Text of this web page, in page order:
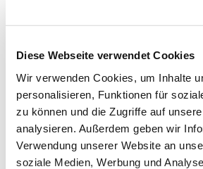
Diese Webseite verwendet Cookies
Wir verwenden Cookies, um Inhalte
personalisieren, Funktionen für
zu können und die Zugriffe auf
analysieren. Außerdem geben wir
Verwendung unserer Website an
soziale Medien, Werbung und
Weitere Infos / Links
Tourist-Information Wolfshagen
Im Tölletal 21
38685 Wolfshagen im Harz
Tel. 05326 4088
info@wolfshagen.de
www.wolfshagen.de
www.harzklub-wolfshagen.de